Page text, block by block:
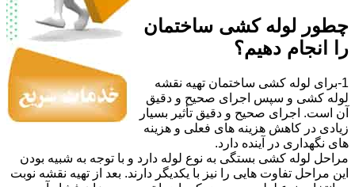
چطور لوله کشی ساختمان
را انجام دهیم؟
1-برای لوله کشی ساختمان تهیه نقشه
لوله کشی و سپس اجرای صحیح و دقیق
آن است. اجرای صحیح و دقیق تأثیر بسیار
زیادی در کاهش هزینه های فعلی و هزینه
های نگهداری در آینده دارد.
مراحل لوله کشی بستگی به نوع لوله دارد و با توجه به شبیه بودن
این مراحل تفاوت هایی را نیز با یکدیگر دارند. بعد از تهیه نقشه نوبت